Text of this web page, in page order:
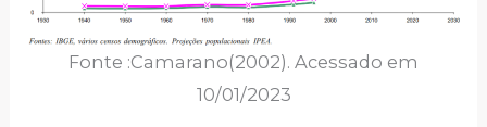
Fonte :Camarano(2002). Acessado em
10/01/2023